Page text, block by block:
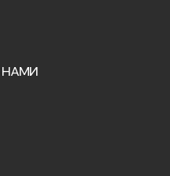
НАМИ